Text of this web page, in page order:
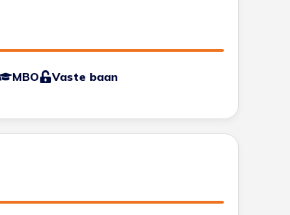
MBO Vaste baan